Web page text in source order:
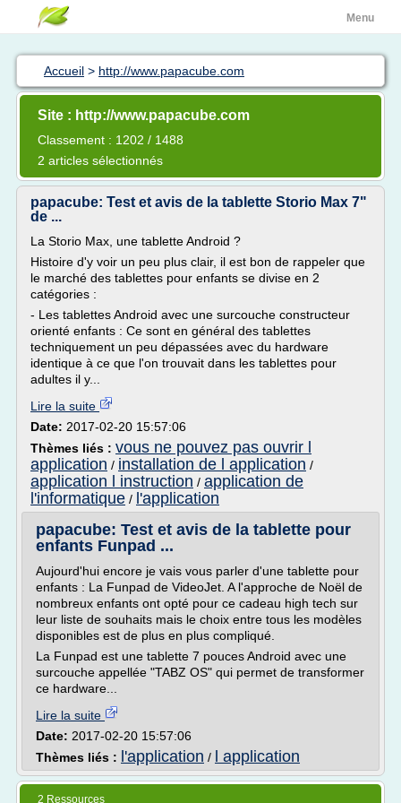
Menu
Accueil > http://www.papacube.com
Site : http://www.papacube.com
Classement : 1202 / 1488
2 articles sélectionnés
papacube: Test et avis de la tablette Storio Max 7"
de ...
La Storio Max, une tablette Android ?
Histoire d'y voir un peu plus clair, il est bon de rappeler que
le marché des tablettes pour enfants se divise en 2
catégories :
- Les tablettes Android avec une surcouche constructeur
orienté enfants : Ce sont en général des tablettes
techniquement un peu dépassées avec du hardware
identique à ce que l'on trouvait dans les tablettes pour
adultes il y...
Lire la suite
Date: 2017-02-20 15:57:06
Thèmes liés : vous ne pouvez pas ouvrir l
application / installation de l application /
application l instruction / application de
l'informatique / l'application
papacube: Test et avis de la tablette pour
enfants Funpad ...
Aujourd'hui encore je vais vous parler d'une tablette pour
enfants : La Funpad de VideoJet. A l'approche de Noël de
nombreux enfants ont opté pour ce cadeau high tech sur
leur liste de souhaits mais le choix entre tous les modèles
disponibles est de plus en plus compliqué.
La Funpad est une tablette 7 pouces Android avec une
surcouche appellée "TABZ OS" qui permet de transformer
ce hardware...
Lire la suite
Date: 2017-02-20 15:57:06
Thèmes liés :
l'application / l application
2 Ressources